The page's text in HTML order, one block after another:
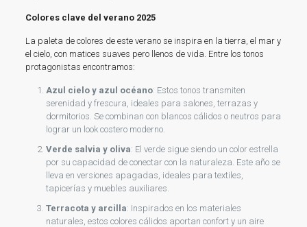
Colores clave del verano 2025
La paleta de colores de este verano se inspira en la tierra, el mar y
el cielo, con matices suaves pero llenos de vida. Entre los tonos
protagonistas encontramos:
Azul cielo y azul océano: Estos tonos transmiten
serenidad y frescura, ideales para salones, terrazas y
dormitorios. Se combinan con blancos cálidos o neutros para
lograr un look costero moderno.
Verde salvia y oliva: El verde sigue siendo un color estrella
por su capacidad de conectar con la naturaleza. Este año se
lleva en versiones apagadas, ideales para textiles,
tapicerías y muebles auxiliares.
Terracota y arcilla: Inspirados en los materiales
naturales, estos colores cálidos aportan confort y un aire